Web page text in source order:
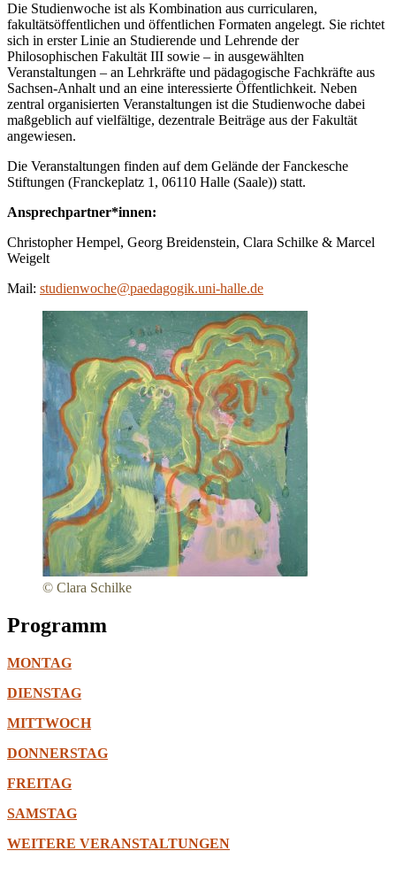
Die Studienwoche ist als Kombination aus curricularen,
fakultätsöffentlichen und öffentlichen Formaten angelegt. Sie richtet
sich in erster Linie an Studierende und Lehrende der
Philosophischen Fakultät III sowie – in ausgewählten
Veranstaltungen – an Lehrkräfte und pädagogische Fachkräfte aus
Sachsen-Anhalt und an eine interessierte Öffentlichkeit. Neben
zentral organisierten Veranstaltungen ist die Studienwoche dabei
maßgeblich auf vielfältige, dezentrale Beiträge aus der Fakultät
angewiesen.
Die Veranstaltungen finden auf dem Gelände der Fanckesche
Stiftungen (Franckeplatz 1, 06110 Halle (Saale)) statt.
Ansprechpartner*innen:
Christopher Hempel, Georg Breidenstein, Clara Schilke & Marcel
Weigelt
Mail: studienwoche@paedagogik.uni-halle.de
© Clara Schilke
Programm
MONTAG
DIENSTAG
MITTWOCH
DONNERSTAG
FREITAG
SAMSTAG
WEITERE VERANSTALTUNGEN